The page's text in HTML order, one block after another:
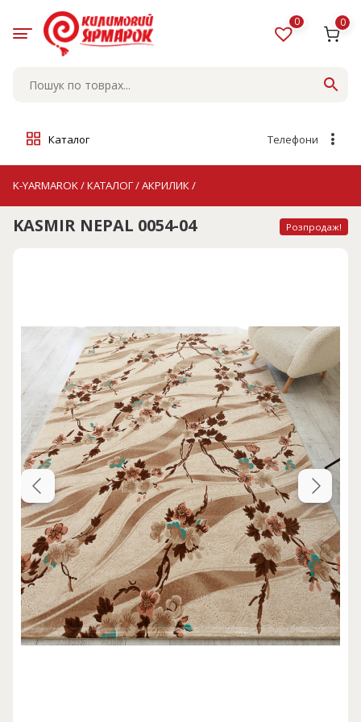
content
0 0
Каталог Телефони
K-YARMAROK/КАТАЛОГ/АКРИЛИК/
KASMIR NEPAL 0054-04 Розпродаж!